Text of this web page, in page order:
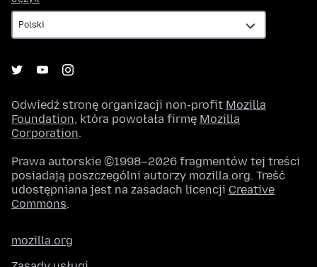
Odwiedź stronę organizacji non-profit Mozilla
Foundation, która powołała firmę Mozilla
Corporation.
Prawa autorskie ©1998–2026 fragmentów tej treści
posiadają poszczególni autorzy mozilla.org. Treść
udostępniana jest na zasadach licencji Creative
Commons.
mozilla.org